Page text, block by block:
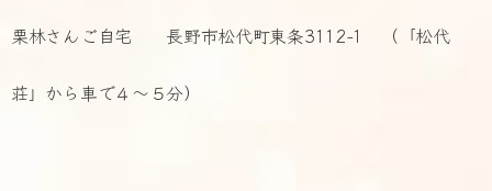
栗林さんご自宅 長野市松代町東条3112-1 （「松代
荘」から車で４～５分）